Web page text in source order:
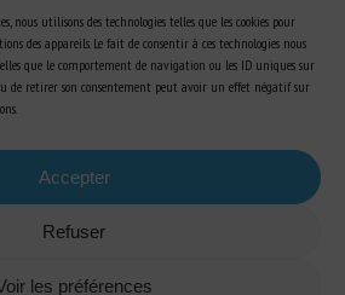
nous utilisons des technologies telles que les cookies pour
des appareils. Le fait de consentir à ces technologies nous
que le comportement de navigation ou les ID uniques sur
de retirer son consentement peut avoir un effet négatif sur
Accepter
Refuser
les préférences
sur le BEA
Se former au BEA
Ressources